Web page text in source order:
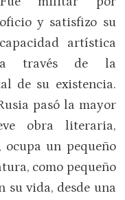
oficio y satisfizo su
capacidad artística
a través de la
de su existencia.
pasó la mayor
obra literaria,
ocupa un pequeño
como pequeño
su vida, desde una